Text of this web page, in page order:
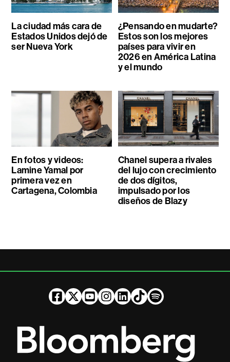
La ciudad más cara de
Estados Unidos dejó de
ser Nueva York
¿Pensando en mudarte?
Estos son los mejores
países para vivir en
2026 en América Latina
y el mundo
En fotos y videos:
Lamine Yamal por
primera vez en
Cartagena, Colombia
Chanel supera a rivales
del lujo con crecimiento
de dos dígitos,
impulsado por los
diseños de Blazy